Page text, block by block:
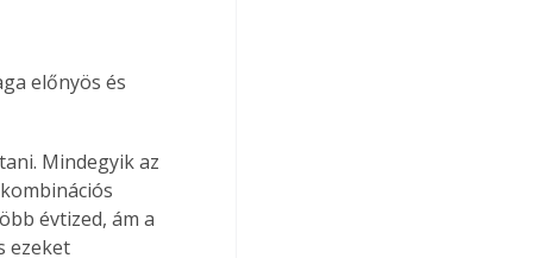
előnyös és
Mindegyik az
évtized, ám a
ezeket